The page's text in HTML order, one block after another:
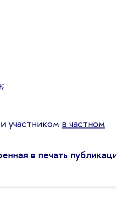
участником в частном
в печать